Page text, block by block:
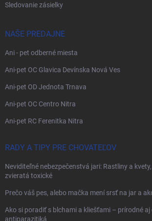
Sledovanie zásielky
NAŠE PREDAJNE
Ani - pet odberné miesta
Ani-pet OC Glavica Devínska Nová Ves
Ani-pet OD Jednota Trnava
Ani-pet OC Centro Nitra
Ani-pet RC Ferenitka Nitra
RADY A TIPY PRE CHOVATEĽOV
Neviditeľné nebezpečenstvá jari: Rastliny a
zvieratá toxické
Prečo váš pes, alebo mačka mení srsť na jar a
Ako si poradiť s blchami a kliešťami – prírodné aj
antiparazitiká